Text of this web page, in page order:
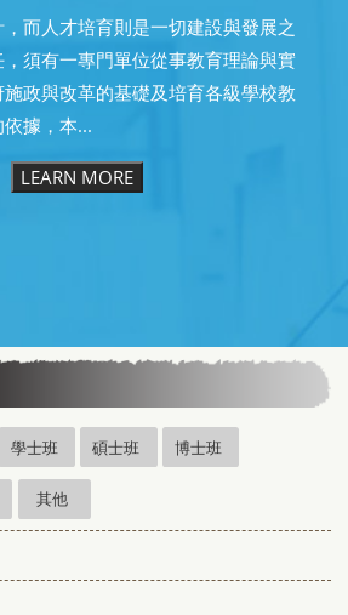
而人才培育則是一切建設與發展之
須有一專門單位從事教育理論與實
政與改革的基礎及培育各級學校教
據，本...
LEARN MORE
學士班 碩士班 博士班
其他